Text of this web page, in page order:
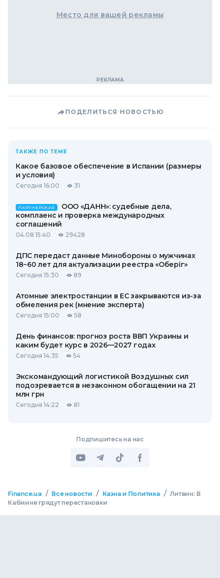
Место для вашей рекламы
ПОДЕЛИТЬСЯ НОВОСТЬЮ
ТАКЖЕ ПО ТЕМЕ
Какое базовое обеспечение в Испании (размеры
и условия)
Сегодня 16:00 31
ПАРТНЕРСКАЯ
ООО «ДАНН»: судебные дела,
комплаенс и проверка международных
соглашений
04.08 15:40 29428
ДПС передаст данные Минобороны о мужчинах
18−60 лет для актуализации реестра «Оберіг»
Сегодня 15:30 89
Атомные электростанции в ЕС закрываются из-за
обмеления рек (мнение эксперта)
Сегодня 15:00 58
День финансов: прогноз роста ВВП Украины и
каким будет курс в 2026—2027 годах
Сегодня 14:35 54
Экскомандующий логистикой Воздушных сил
подозревается в незаконном обогащении на 21
млн грн
Сегодня 14:22 81
Подпишитесь на нас
Finance.ua / Все новости / Казна и Политика / Литвин: В
Кабмине грядут перестановки